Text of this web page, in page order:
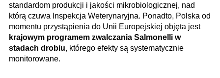
standardom produkcji i jakości mikrobiologicznej, nad
którą czuwa Inspekcja Weterynaryjna. Ponadto, Polska od
momentu przystąpienia do Unii Europejskiej objęta jest
krajowym programem zwalczania Salmonelli w
stadach drobiu, którego efekty są systematycznie
monitorowane.